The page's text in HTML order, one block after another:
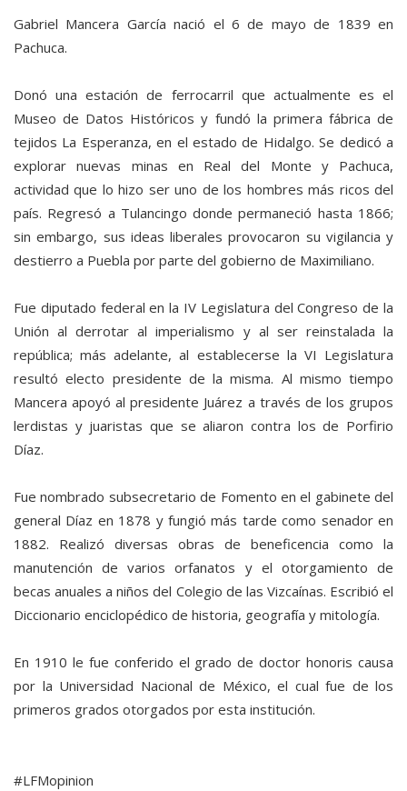
Gabriel Mancera García nació el 6 de mayo de 1839 en
Pachuca.
Donó una estación de ferrocarril que actualmente es el
Museo de Datos Históricos y fundó la primera fábrica de
tejidos La Esperanza, en el estado de Hidalgo. Se dedicó a
explorar nuevas minas en Real del Monte y Pachuca,
actividad que lo hizo ser uno de los hombres más ricos del
país. Regresó a Tulancingo donde permaneció hasta 1866;
sin embargo, sus ideas liberales provocaron su vigilancia y
destierro a Puebla por parte del gobierno de Maximiliano.
Fue diputado federal en la IV Legislatura del Congreso de la
Unión al derrotar al imperialismo y al ser reinstalada la
república; más adelante, al establecerse la VI Legislatura
resultó electo presidente de la misma. Al mismo tiempo
Mancera apoyó al presidente Juárez a través de los grupos
lerdistas y juaristas que se aliaron contra los de Porfirio
Díaz.
Fue nombrado subsecretario de Fomento en el gabinete del
general Díaz en 1878 y fungió más tarde como senador en
1882. Realizó diversas obras de beneficencia como la
manutención de varios orfanatos y el otorgamiento de
becas anuales a niños del Colegio de las Vizcaínas. Escribió el
Diccionario enciclopédico de historia, geografía y mitología.
En 1910 le fue conferido el grado de doctor honoris causa
por la Universidad Nacional de México, el cual fue de los
primeros grados otorgados por esta institución.
#LFMopinion